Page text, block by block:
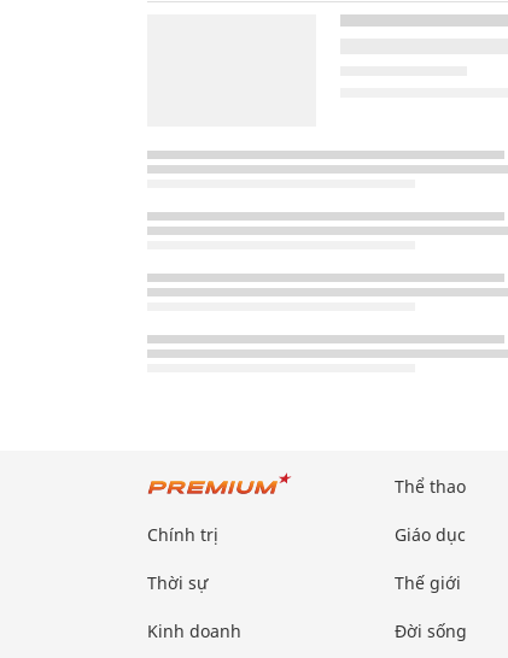
Chính trị
Thời sự
Kinh doanh
Thể thao
Giáo dục
Thế giới
Đời sống